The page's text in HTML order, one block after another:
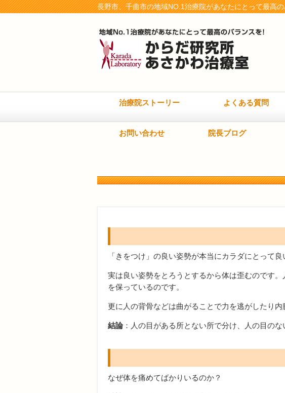
長野市、千曲市の地域NO.1治療院があなたにとって最高
治療院ストーリー よくある質問
お問い合わせ 院長ブログ
「きをつけ」の良い姿勢が本当にカラダにとって
実は良い姿勢をとろうとするから体は歪むのです
を保っているのです。
更に人の背骨などは曲がることで力を逃がしたり内
結論：人の目がある所とない所で分け、人の目の
なぜ体を痛めてばかりいるのか？